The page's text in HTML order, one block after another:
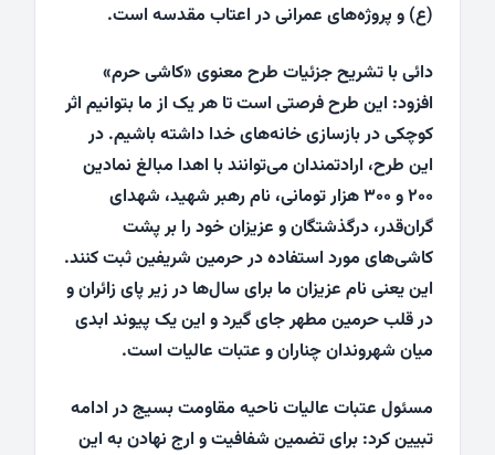
(ع) و پروژه‌های عمرانی در اعتاب مقدسه است.
دائی با تشریح جزئیات طرح معنوی «کاشی حرم»
افزود: این طرح فرصتی است تا هر یک از ما بتوانیم اثر
کوچکی در بازسازی خانه‌های خدا داشته باشیم. در
این طرح، ارادتمندان می‌توانند با اهدا مبالغ نمادین
۲۰۰ و ۳۰۰ هزار تومانی، نام رهبر شهید، شهدای
گران‌قدر، درگذشتگان و عزیزان خود را بر پشت
کاشی‌های مورد استفاده در حرمین شریفین ثبت کنند.
این یعنی نام عزیزان ما برای سال‌ها در زیر پای زائران و
در قلب حرمین مطهر جای گیرد و این یک پیوند ابدی
میان شهروندان چناران و عتبات عالیات است.
مسئول عتبات عالیات ناحیه مقاومت بسیج در ادامه
تبیین کرد: برای تضمین شفافیت و ارج نهادن به این